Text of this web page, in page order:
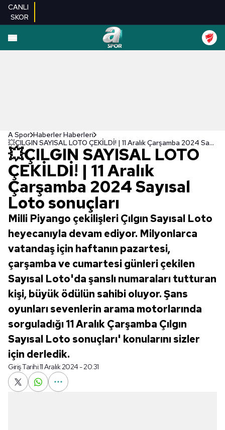
CANLI
SKOR
A Spor Haberler Haberleri
💥ÇILGIN SAYISAL LOTO ÇEKİLDİ! | 11 Aralık Çarşamba 2024 Sayısal Loto sonuçları
💥ÇILGIN SAYISAL LOTO
ÇEKİLDİ! | 11 Aralık
Çarşamba 2024 Sayısal
Loto sonuçları
Milli Piyango çekilişleri Çılgın Sayısal Loto
heyecanıyla devam ediyor. Milyonlarca
vatandaş için haftanın pazartesi,
çarşamba ve cumartesi günleri çekilen
Sayısal Loto'da şanslı numaraları tutturan
kişi, büyük ödülün sahibi oluyor. Şans
oyunları sevenlerin arama motorlarında
sorguladığı 11 Aralık Çarşamba Çılgın
Sayısal Loto sonuçları' konularını sizler
için derledik.
Giriş Tarihi:11 Aralık 2024 - 20:31